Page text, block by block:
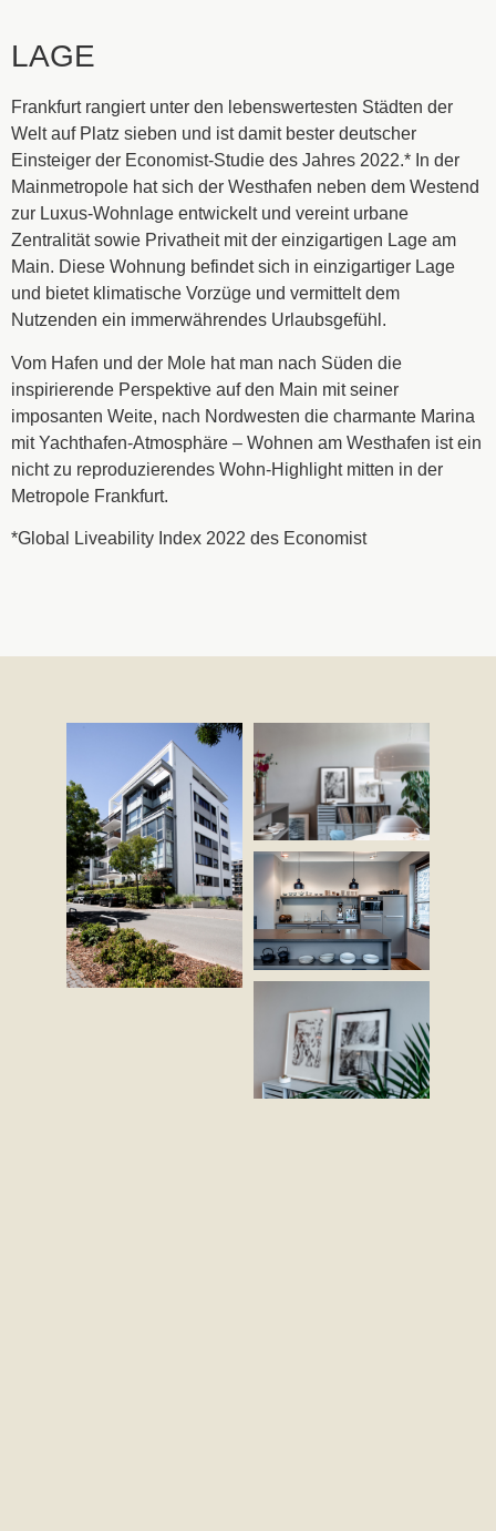
LAGE
Frankfurt rangiert unter den lebenswertesten Städten der
Welt auf Platz sieben und ist damit bester deutscher
Einsteiger der Economist-Studie des Jahres 2022.* In der
Mainmetropole hat sich der Westhafen neben dem Westend
zur Luxus-Wohnlage entwickelt und vereint urbane
Zentralität sowie Privatheit mit der einzigartigen Lage am
Main. Diese Wohnung befindet sich in einzigartiger Lage
und bietet klimatische Vorzüge und vermittelt dem
Nutzenden ein immerwährendes Urlaubsgefühl.
Vom Hafen und der Mole hat man nach Süden die
inspirierende Perspektive auf den Main mit seiner
imposanten Weite, nach Nordwesten die charmante Marina
mit Yachthafen-Atmosphäre – Wohnen am Westhafen ist ein
nicht zu reproduzierendes Wohn-Highlight mitten in der
Metropole Frankfurt.
*Global Liveability Index 2022 des Economist